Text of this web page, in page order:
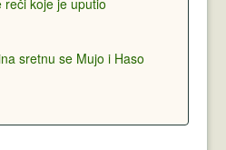
reči koje je uputio
sretnu se Mujo i Haso